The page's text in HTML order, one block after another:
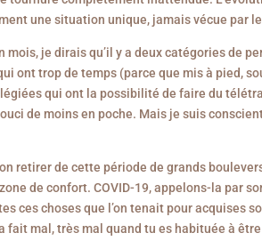
une situation unique, jamais vécue par
mois, je dirais qu’il y a deux catégories de
ont trop de temps (parce que mis à pied,
qui ont la possibilité de faire du
de moins en poche. Mais je suis
retirer de cette période de grands
de confort. COVID-19, appelons-la par
ces choses que l’on tenait pour acquises
fait mal, très mal quand tu es habituée à